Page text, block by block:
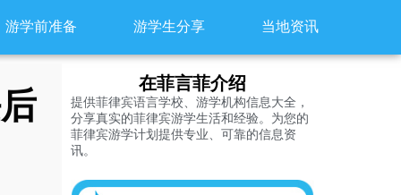
游学前准备 游学生分享 当地资讯
在菲言菲介绍
提供菲律宾语言学校、游学机构信息大全，
分享真实的菲律宾游学生活和经验。为您的
菲律宾游学计划提供专业、可靠的信息资
讯。